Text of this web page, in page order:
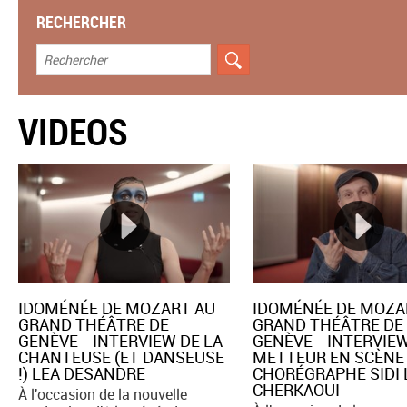
RECHERCHER
VIDEOS
IDOMÉNÉE DE MOZART AU
GRAND THÉÂTRE DE
GENÈVE - INTERVIEW DE LA
CHANTEUSE (ET DANSEUSE
!) LEA DESANDRE
À l'occasion de la nouvelle
IDOMÉNÉE DE
GRAND THÉÂTRE DE
GENÈVE -
METTEUR EN
CHORÉGRAPHE SIDI
CHERKAOUI